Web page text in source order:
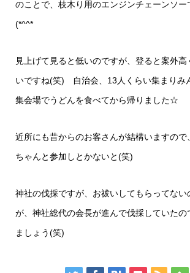
のことで、枝木り用のエンジンチェーンソー
(*^^*
見上げて見ると低いのですが、登ると案外
いですね(笑) 自治会、13人くらい集まりみ
集会場でうどんを食べてから帰りました☆
近所にも昔からのお客さんが結構いますので
ちゃんと参加しとかないと(笑)
神社の伐採ですが、お祓いしてもらってない
が、神社総代の会長が進んで伐採していたの
ましょう(笑)